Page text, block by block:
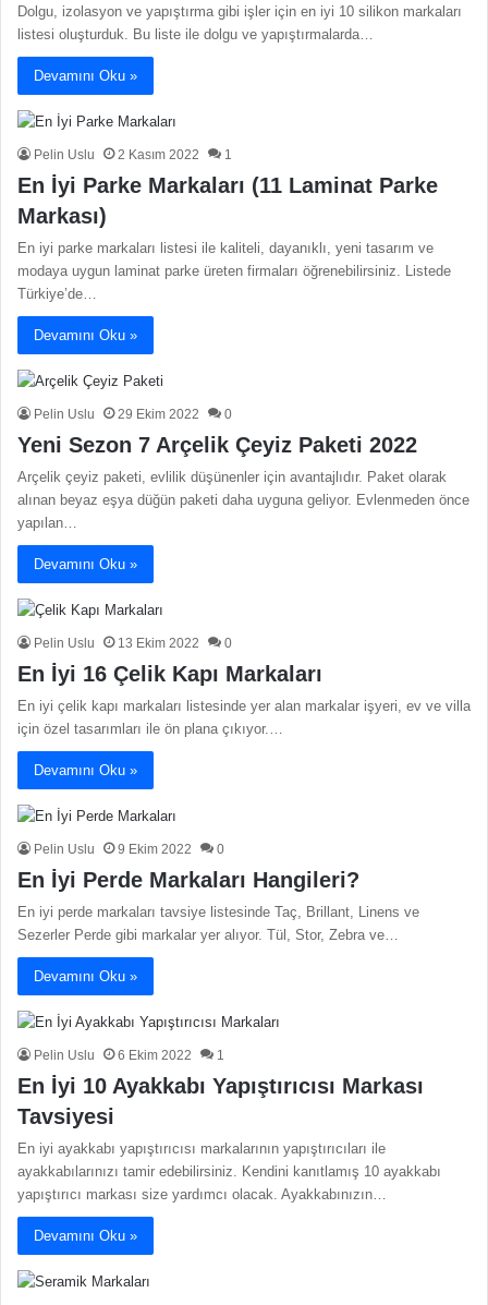
Dolgu, izolasyon ve yapıştırma gibi işler için en iyi 10 silikon markaları
listesi oluşturduk. Bu liste ile dolgu ve yapıştırmalarda…
Devamını Oku »
Pelin Uslu 2 Kasım 2022 1
En İyi Parke Markaları (11 Laminat Parke
Markası)
En iyi parke markaları listesi ile kaliteli, dayanıklı, yeni tasarım ve
modaya uygun laminat parke üreten firmaları öğrenebilirsiniz. Listede
Türkiye’de…
Devamını Oku »
Pelin Uslu 29 Ekim 2022 0
Yeni Sezon 7 Arçelik Çeyiz Paketi 2022
Arçelik çeyiz paketi, evlilik düşünenler için avantajlıdır. Paket olarak
alınan beyaz eşya düğün paketi daha uyguna geliyor. Evlenmeden önce
yapılan…
Devamını Oku »
Pelin Uslu 13 Ekim 2022 0
En İyi 16 Çelik Kapı Markaları
En iyi çelik kapı markaları listesinde yer alan markalar işyeri, ev ve villa
için özel tasarımları ile ön plana çıkıyor.…
Devamını Oku »
Pelin Uslu 9 Ekim 2022 0
En İyi Perde Markaları Hangileri?
En iyi perde markaları tavsiye listesinde Taç, Brillant, Linens ve
Sezerler Perde gibi markalar yer alıyor. Tül, Stor, Zebra ve…
Devamını Oku »
Pelin Uslu 6 Ekim 2022 1
En İyi 10 Ayakkabı Yapıştırıcısı Markası
Tavsiyesi
En iyi ayakkabı yapıştırıcısı markalarının yapıştırıcıları ile
ayakkabılarınızı tamir edebilirsiniz. Kendini kanıtlamış 10 ayakkabı
yapıştırıcı markası size yardımcı olacak. Ayakkabınızın…
Devamını Oku »